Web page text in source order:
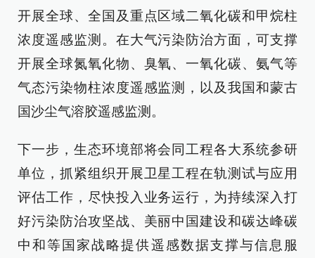
开展全球、全国及重点区域二氧化碳和甲烷柱
浓度遥感监测。在大气污染防治方面，可支撑
开展全球氮氧化物、臭氧、一氧化碳、氨气等
气态污染物柱浓度遥感监测，以及我国和蒙古
国沙尘气溶胶遥感监测。
下一步，生态环境部将会同工程各大系统参研
单位，抓紧组织开展卫星工程在轨测试与应用
评估工作，尽快投入业务运行，为持续深入打
好污染防治攻坚战、美丽中国建设和碳达峰碳
中和等国家战略提供遥感数据支撑与信息服